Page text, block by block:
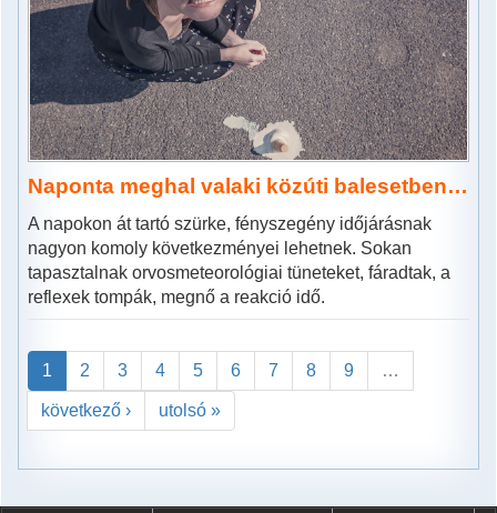
Naponta meghal valaki közúti balesetben…
A napokon át tartó szürke, fényszegény időjárásnak
nagyon komoly következményei lehetnek. Sokan
tapasztalnak orvosmeteorológiai tüneteket, fáradtak, a
reflexek tompák, megnő a reakció idő.
1 2 3 4 5 6 7 8 9 …
következő › utolsó »